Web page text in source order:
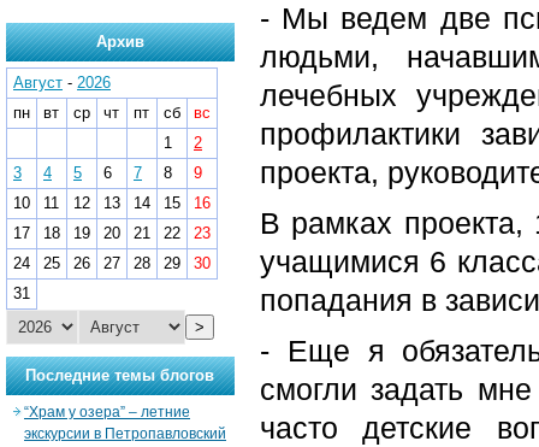
- Мы ведем две
людьми,
лечебных
профилактики
проекта,
В рамках
учащимися 6
попадания в
- Еще я
смогли задать
часто детские
Архив
Август - 2026
пн
вт ср чт пт сб
вс
1
2
3
4 5 6 7 8
9
10
11 12 13 14 15
16
17
18 19 20 21 22
23
24
25 26 27 28 29
30
31
>
Последние темы блогов
“Храм у озера” – летние
экскурсии в Петропавловский